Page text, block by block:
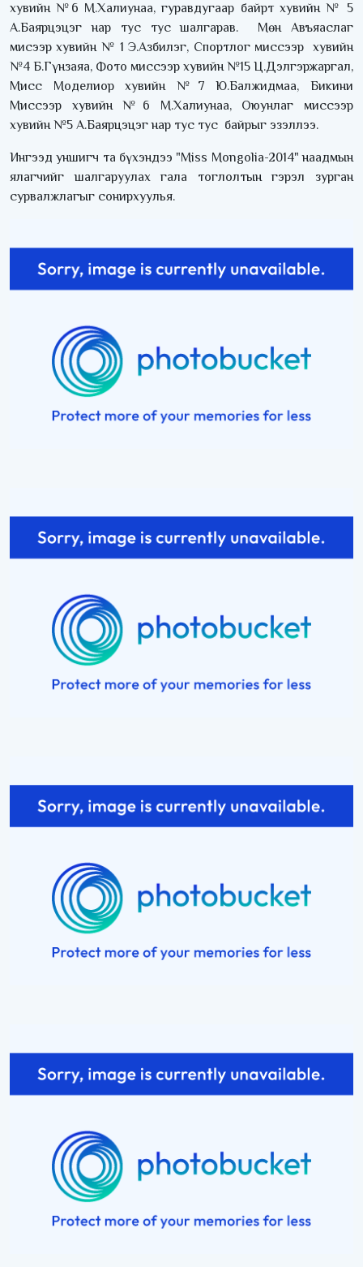
хувийн №6 М.Халиунаа, гуравдугаар байрт хувийн № 5
А.Баярцэцэг нар тус тус шалгарав. Мөн Авъяаслаг
мисээр хувийн № 1 Э.Азбилэг, Спортлог миссээр хувийн
№4 Б.Гүнзаяа, Фото миссээр хувийн №15 Ц.Дэлгэржаргал,
Мисс Моделиор хувийн №7 Ю.Балжидмаа, Бикини
Миссээр хувийн №6 М.Халиунаа, Оюунлаг миссээр
хувийн №5 А.Баярцэцэг нар тус тус байрыг эзэллээ.
Ингээд уншигч та бүхэндээ "Miss Mongolia-2014" наадмын
ялагчийг шалгаруулах гала тоглолтын гэрэл зурган
сурвалжлагыг сонирхуулья.